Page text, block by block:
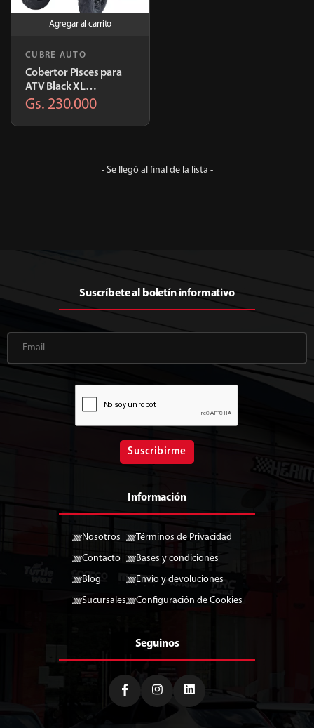
Agregar al carrito
CUBRE AUTO
Cobertor Pisces para
ATV Black XL
2.10x20.1x15m |
Gs. 230.000
- Se llegó al final de la lista -
Suscríbete al boletín informativo
Suscribirme
Información
Nosotros
Contacto
Blog
Sucursales
Términos de Privacidad
Bases y condiciones
Envio y devoluciones
Configuración de Cookies
Seguinos